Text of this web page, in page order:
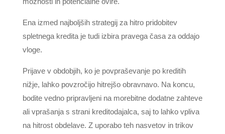
Ena izmed najboljših strategij za hitro pridobitev
spletnega kredita je tudi izbira pravega časa za oddajo
vloge.
Prijave v obdobjih, ko je povpraševanje po kreditih
nižje, lahko povzročijo hitrejšo obravnavo. Na koncu,
bodite vedno pripravljeni na morebitne dodatne zahteve
ali vprašanja s strani kreditodajalca, saj to lahko vpliva
na hitrost obdelave. Z uporabo teh nasvetov in trikov